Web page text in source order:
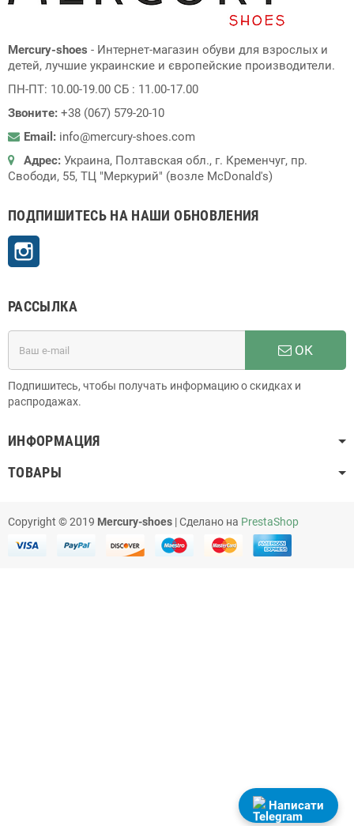
Mercury-shoes - Интернет-магазин обуви для взрослых и
детей, лучшие украинские и європейские производители.
ПН-ПТ: 10.00-19.00 СБ : 11.00-17.00
Звоните: +38 (067) 579-20-10
Email: info@mercury-shoes.com
Адрес: Украина, Полтавская обл., г. Кременчуг, пр.
Свободи, 55, ТЦ "Меркурий" (возле McDonald's)
ПОДПИШИТЕСЬ НА НАШИ ОБНОВЛЕНИЯ
РАССЫЛКА
ОК
Подпишитесь, чтобы получать информацию о скидках и
распродажах.
ИНФОРМАЦИЯ
ТОВАРЫ
Copyright © 2019 Mercury-shoes | Сделано на PrestaShop
Написати